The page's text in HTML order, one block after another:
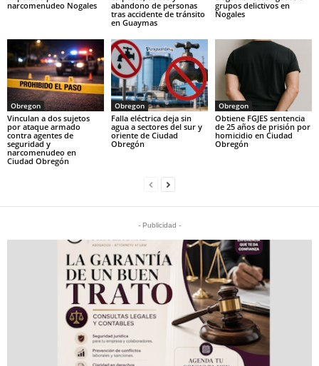
narcomenudeo Nogales
abandono de personas
tras accidente de tránsito
en Guaymas
grupos delictivos en
Nogales
Obregon
Vinculan a dos sujetos
por ataque armado
contra agentes de
seguridad y
narcomenudeo en
Ciudad Obregón
Obregon
Falla eléctrica deja sin
agua a sectores del sur y
oriente de Ciudad
Obregón
Obregon
Obtiene FGJES sentencia
de 25 años de prisión por
homicidio en Ciudad
Obregón
- Publicidad -